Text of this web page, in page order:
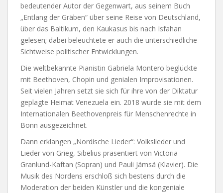
bedeutender Autor der Gegenwart, aus seinem Buch
„Entlang der Gräben“ über seine Reise von Deutschland,
über das Baltikum, den Kaukasus bis nach Isfahan
gelesen; dabei beleuchtete er auch die unterschiedliche
Sichtweise politischer Entwicklungen.
Die weltbekannte Pianistin Gabriela Montero beglückte
mit Beethoven, Chopin und genialen Improvisationen.
Seit vielen Jahren setzt sie sich für ihre von der Diktatur
geplagte Heimat Venezuela ein. 2018 wurde sie mit dem
Internationalen Beethovenpreis für Menschenrechte in
Bonn ausgezeichnet.
Dann erklangen „Nordische Lieder“: Volkslieder und
Lieder von Grieg, Sibelius präsentiert von Victoria
Granlund-Kaftan (Sopran) und Pauli Jämsä (Klavier). Die
Musik des Nordens erschloß sich bestens durch die
Moderation der beiden Künstler und die kongeniale